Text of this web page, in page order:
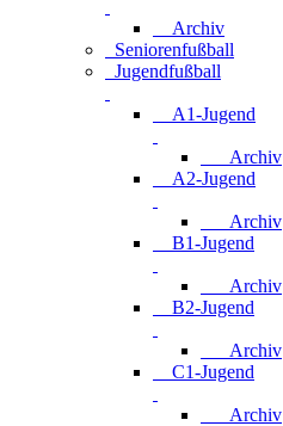
Archiv
Seniorenfußball
Jugendfußball
A1-Jugend
Archiv
A2-Jugend
Archiv
B1-Jugend
Archiv
B2-Jugend
Archiv
C1-Jugend
Archiv